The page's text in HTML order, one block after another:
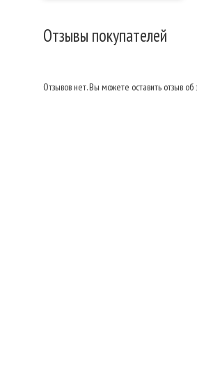
Отзывы покупателей
Отзывов нет. Вы можете оставить отзыв